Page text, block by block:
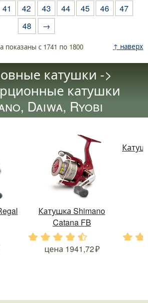
41 42 43 44 45 46
47
48
→
показаны с 1741 по 1800 ↑ наверх
катушки ->
катушки
Daiwa, Ryobi
Катушка Shimano
Catana FB
. . . .
цена 1941,72